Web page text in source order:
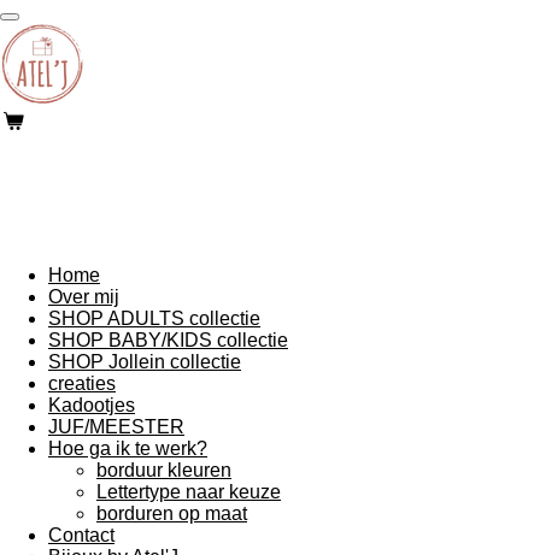
Ga
direct
naar
de
hoofdinhoud
Home
Over mij
SHOP ADULTS collectie
SHOP BABY/KIDS collectie
SHOP Jollein collectie
creaties
Kadootjes
JUF/MEESTER
Hoe ga ik te werk?
borduur kleuren
Lettertype naar keuze
borduren op maat
Contact